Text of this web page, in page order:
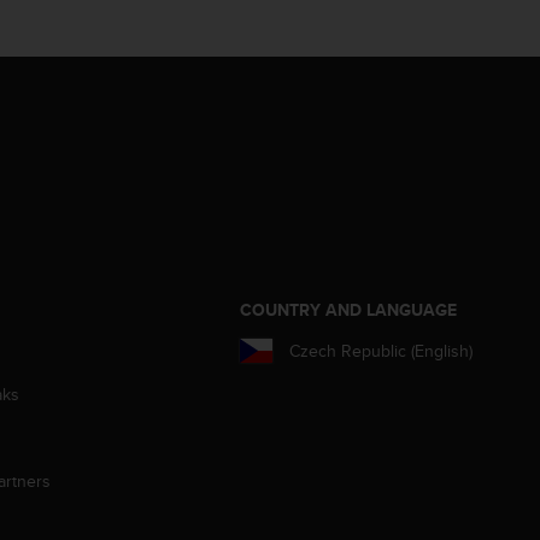
COUNTRY AND LANGUAGE
Czech Republic (English)